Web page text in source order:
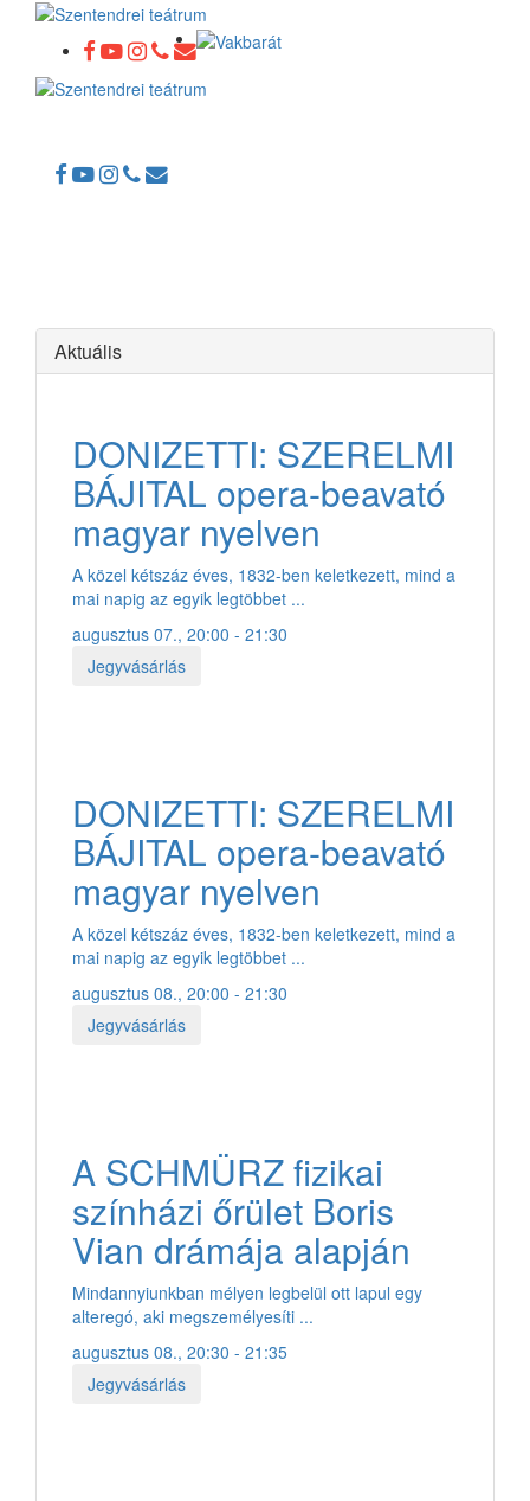
Aktuális
DONIZETTI: SZERELMI
BÁJITAL opera-beavató
magyar nyelven
A közel kétszáz éves, 1832-ben keletkezett, mind a
mai napig az egyik legtöbbet ...
augusztus 07., 20:00 - 21:30
Jegyvásárlás
DONIZETTI: SZERELMI
BÁJITAL opera-beavató
magyar nyelven
A közel kétszáz éves, 1832-ben keletkezett, mind a
mai napig az egyik legtöbbet ...
augusztus 08., 20:00 - 21:30
Jegyvásárlás
A SCHMÜRZ fizikai
színházi őrület Boris
Vian drámája alapján
Mindannyiunkban mélyen legbelül ott lapul egy
alteregó, aki megszemélyesíti ...
augusztus 08., 20:30 - 21:35
Jegyvásárlás